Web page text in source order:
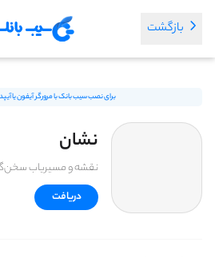
بازگشت
برای نصب سیب بانک با مرورگر آیفون یا
نشان
نقشه و مسیریاب
دریافت